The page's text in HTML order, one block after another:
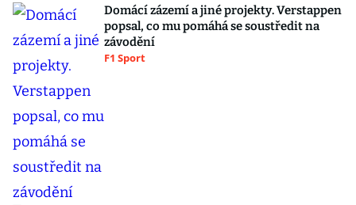
Domácí zázemí a jiné projekty. Verstappen
popsal, co mu pomáhá se soustředit na
závodění
F1 Sport